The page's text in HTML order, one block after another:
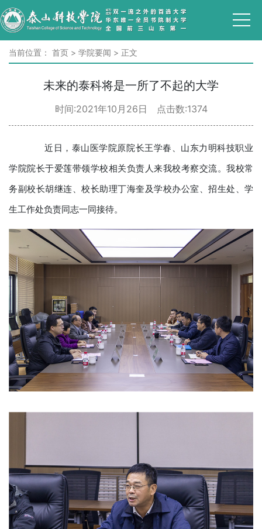
当前位置： 首页 > 学院要闻 > 正文
未来的泰科将是一所了不起的大学
时间:2021年10月26日 点击数:1374
近日，泰山医学院原院长王学春、山东力明科技职业
学院院长于爱莲带领学校相关负责人来我校考察交流。我校常
务副校长胡继连、校长助理丁海奎及学校办公室、招生处、学
生工作处负责同志一同接待。